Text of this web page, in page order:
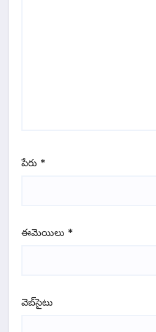
పేరు *
ఈమెయిలు *
వెబ్‌సైటు